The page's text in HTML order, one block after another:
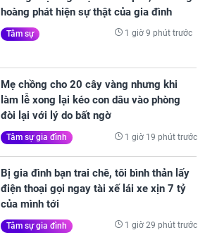
hoàng phát hiện sự thật của gia đình
Tâm sự 1 giờ 9 phút trước
Mẹ chồng cho 20 cây vàng nhưng khi
làm lễ xong lại kéo con dâu vào phòng
đòi lại với lý do bất ngờ
Tâm sự gia đình 1 giờ 19 phút trước
Bị gia đình bạn trai chê, tôi bình thản lấy
điện thoại gọi ngay tài xế lái xe xịn 7 tỷ
của mình tới
Tâm sự gia đình 1 giờ 29 phút trước